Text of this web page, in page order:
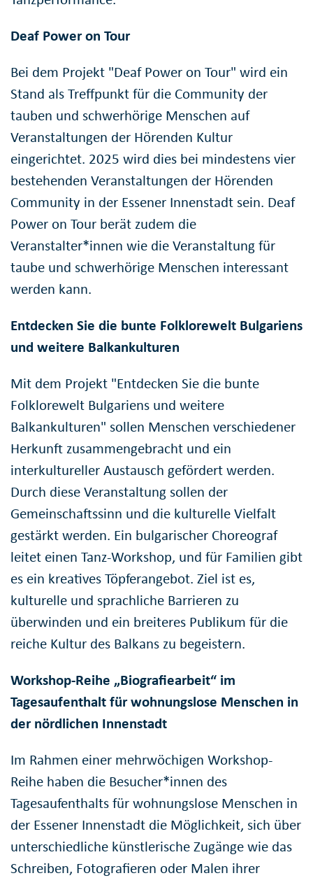
Deaf Power on Tour
Bei dem Projekt "Deaf Power on Tour" wird ein
Stand als Treffpunkt für die Community der
tauben und schwerhörige Menschen auf
Veranstaltungen der Hörenden Kultur
eingerichtet. 2025 wird dies bei mindestens vier
bestehenden Veranstaltungen der Hörenden
Community in der Essener Innenstadt sein. Deaf
Power on Tour berät zudem die
Veranstalter*innen wie die Veranstaltung für
taube und schwerhörige Menschen interessant
werden kann.
Entdecken Sie die bunte Folklorewelt Bulgariens
und weitere Balkankulturen
Mit dem Projekt "Entdecken Sie die bunte
Folklorewelt Bulgariens und weitere
Balkankulturen" sollen Menschen verschiedener
Herkunft zusammengebracht und ein
interkultureller Austausch gefördert werden.
Durch diese Veranstaltung sollen der
Gemeinschaftssinn und die kulturelle Vielfalt
gestärkt werden. Ein bulgarischer Choreograf
leitet einen Tanz-Workshop, und für Familien gibt
es ein kreatives Töpferangebot. Ziel ist es,
kulturelle und sprachliche Barrieren zu
überwinden und ein breiteres Publikum für die
reiche Kultur des Balkans zu begeistern.
Workshop-Reihe „Biografiearbeit“ im
Tagesaufenthalt für wohnungslose Menschen in
der nördlichen Innenstadt
Im Rahmen einer mehrwöchigen Workshop-
Reihe haben die Besucher*innen des
Tagesaufenthalts für wohnungslose Menschen in
der Essener Innenstadt die Möglichkeit, sich über
unterschiedliche künstlerische Zugänge wie das
Schreiben, Fotografieren oder Malen ihrer